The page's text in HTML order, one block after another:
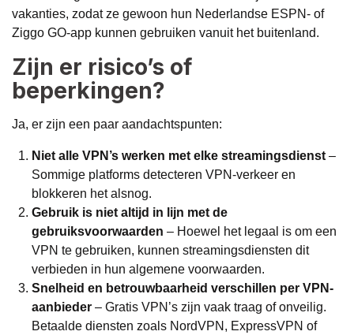
vakanties, zodat ze gewoon hun Nederlandse ESPN- of
Ziggo GO-app kunnen gebruiken vanuit het buitenland.
Zijn er risico’s of
beperkingen?
Ja, er zijn een paar aandachtspunten:
Niet alle VPN’s werken met elke streamingsdienst –
Sommige platforms detecteren VPN-verkeer en
blokkeren het alsnog.
Gebruik is niet altijd in lijn met de
gebruiksvoorwaarden – Hoewel het legaal is om een
VPN te gebruiken, kunnen streamingsdiensten dit
verbieden in hun algemene voorwaarden.
Snelheid en betrouwbaarheid verschillen per VPN-
aanbieder – Gratis VPN’s zijn vaak traag of onveilig.
Betaalde diensten zoals NordVPN, ExpressVPN of